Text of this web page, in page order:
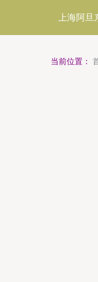
上海阿旦
当前位置：